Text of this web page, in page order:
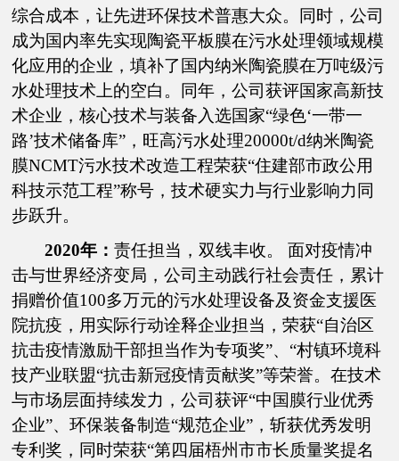
综合成本，让先进环保技术普惠大众。同时，公司
成为国内率先实现陶瓷平板膜在污水处理领域规模
化应用的企业，填补了国内纳米陶瓷膜在万吨级污
水处理技术上的空白。同年，公司获评国家高新技
术企业，核心技术与装备入选国家“绿色‘一带一
路’技术储备库”，旺高污水处理20000t/d纳米陶瓷
膜NCMT污水技术改造工程荣获“住建部市政公用
科技示范工程”称号，技术硬实力与行业影响力同
步跃升。
2020年：责任担当，双线丰收。 面对疫情冲
击与世界经济变局，公司主动践行社会责任，累计
捐赠价值100多万元的污水处理设备及资金支援医
院抗疫，用实际行动诠释企业担当，荣获“自治区
抗击疫情激励干部担当作为专项奖”、“村镇环境科
技产业联盟“抗击新冠疫情贡献奖”等荣誉。在技术
与市场层面持续发力，公司获评“中国膜行业优秀
企业”、环保装备制造“规范企业”，斩获优秀发明
专利奖，同时荣获“第四届梧州市市长质量奖提名